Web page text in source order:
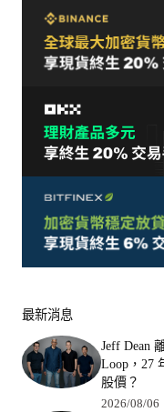
最新消息
Jeff Dean
Loop，27
股價？
2026/08/06